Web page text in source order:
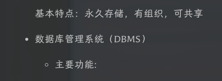
基本特点：永久存储，有组织，可共享
数据库管理系统（DBMS）
主要功能: